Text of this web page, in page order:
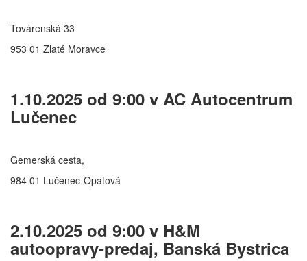
Továrenská 33
953 01 Zlaté Moravce
1.10.2025 od 9:00 v AC Autocentrum
Lučenec
Gemerská cesta,
984 01 Lučenec-Opatová
2.10.2025 od 9:00 v H&M
autoopravy-predaj, Banská Bystrica